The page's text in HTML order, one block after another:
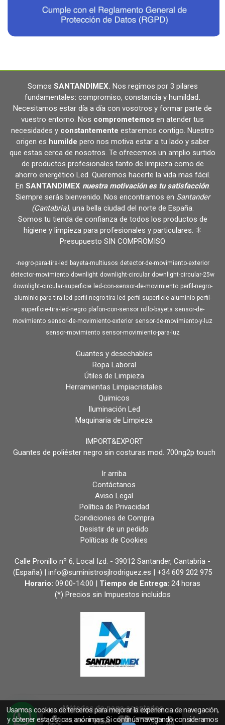
Somos SANTANDIMEX. Nos regimos por 3 pilares
fundamentales: compromiso, constancia y humildad.
Necesitamos estar día a día con vosotros y formar parte de
vuestro entorno. Nos comprometemos en atender tus
necesidades y constantemente estaremos contigo. Nuestro
origen es humilde pero nos motiva estar a tu lado y saber
que estas cerca de nosotros. Te ofrecemos un amplio surtido
de productos profesionales tanto de limpieza como de
ahorro energético Led. Queremos hacerte la vida mas fácil.
En SANTANDIMEX nuestra motivación es tu satisfacción.
Siempre serás bienvenido. Nos encontramos en Santander
(Cantabria), una bella ciudad del norte de España.
Somos tu tienda de confianza de todos los productos de
higiene y limpieza para profesionales y particulares. ✳️
Presupuesto SIN COMPROMISO
-negro-para-tira-led bayeta-multiusos detector-de-movimiento-exterior
detector-movimiento downlight downlight-circular downlight-circular-25w
downlight-circular-superficie
led-con-sensor-de-movimiento perfil-negro-
aluminio-para-tira-led perfil-negro-tira-led perfil-superficie-aluminio perfil-
superficie-tira-led-negro plafon-con-sensor rollo-bayeta sensor-de-
movimiento sensor-de-movimiento-exterior sensor-de-movimiento-y-luz
sensor-movimiento sensor-movimiento-para-luz
Guantes y desechables
Ropa Laboral
Útiles de Limpieza
Herramientas Limpiacristales
Quimicos
Iluminación Led
Maquinaria de Limpieza
IMPORT&EXPORT
Guantes de poliéster negro sin costuras mod. 700ng2p touch
Ir arriba
Contáctanos
Aviso Legal
Política de Privacidad
Condiciones de Compra
Desistir de un pedido
Políticas de Cookies
Calle Pronillo nº 6, Local Izd. - 39012 Santander, Cantabria -
(España) | info@suministrosjlrodriguez.es | +34 609 202 975
Horario: 09:00-14:00 | Tiempo de Entrega: 24 horas
(*) Precios sin Impuestos incluidos
Métodos de pago aceptados
Usamos cookies de terceros para mejorar la experiencia de navegación,
y obtener estadísticas anónimas. Si continúa navegando consideramos